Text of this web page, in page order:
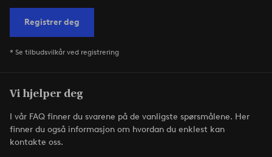
Registrer deg
* Se tilbudsvilkår ved registrering
Vi hjelper deg
I vår FAQ finner du svarene på de vanligste spørsmålene. Her
finner du også informasjon om hvordan du enklest kan
kontakte oss.